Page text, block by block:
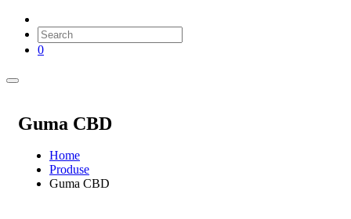
0
Guma CBD
Home
Produse
Guma CBD